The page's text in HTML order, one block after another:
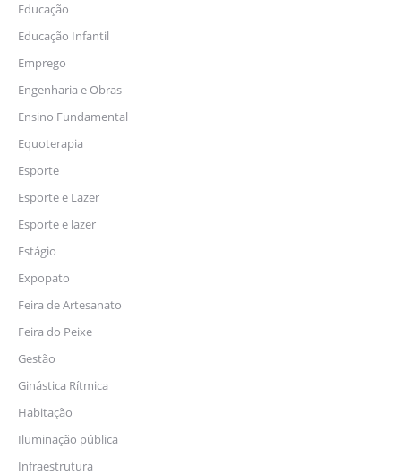
Educação
Educação Infantil
Emprego
Engenharia e Obras
Ensino Fundamental
Equoterapia
Esporte
Esporte e Lazer
Esporte e lazer
Estágio
Expopato
Feira de Artesanato
Feira do Peixe
Gestão
Ginástica Rítmica
Habitação
Iluminação pública
Infraestrutura